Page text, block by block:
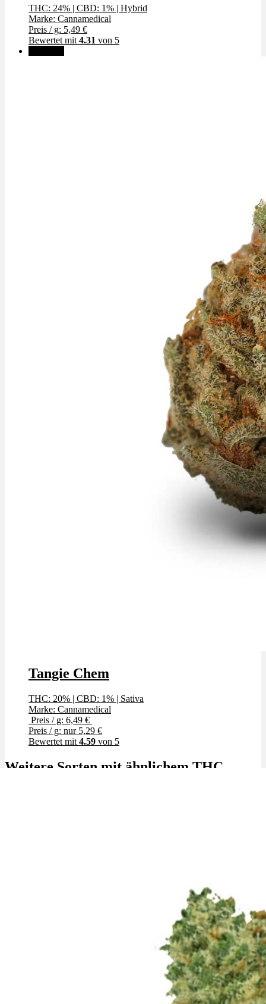
THC: 24% | CBD: 1% | Hybrid
Marke: Cannamedical
Preis / g: 5,49 €
Bewertet mit 4.31 von 5
Tangie Chem
THC: 20% | CBD: 1% | Sativa
Marke: Cannamedical
Preis / g: 6,49 €
Preis / g: nur 5,29 €
Bewertet mit 4.59 von 5
Weitere Sorten mit ähnlichem THC